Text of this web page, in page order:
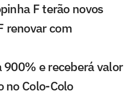
F terão novos
renovar com
900% e receberá valor
no Colo-Colo